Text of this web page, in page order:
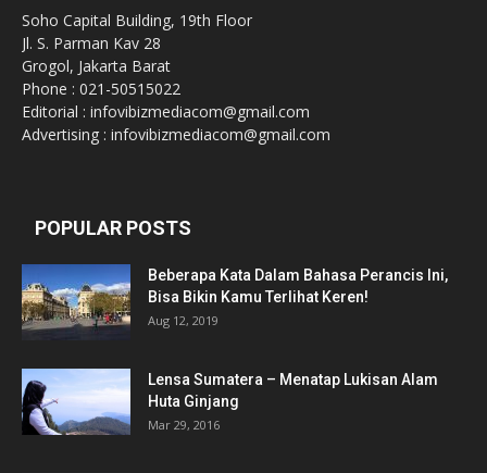
Soho Capital Building, 19th Floor
Jl. S. Parman Kav 28
Grogol, Jakarta Barat
Phone : 021-50515022
Editorial : infovibizmediacom@gmail.com
Advertising : infovibizmediacom@gmail.com
POPULAR POSTS
Beberapa Kata Dalam Bahasa Perancis Ini,
Bisa Bikin Kamu Terlihat Keren!
Aug 12, 2019
Lensa Sumatera – Menatap Lukisan Alam
Huta Ginjang
Mar 29, 2016